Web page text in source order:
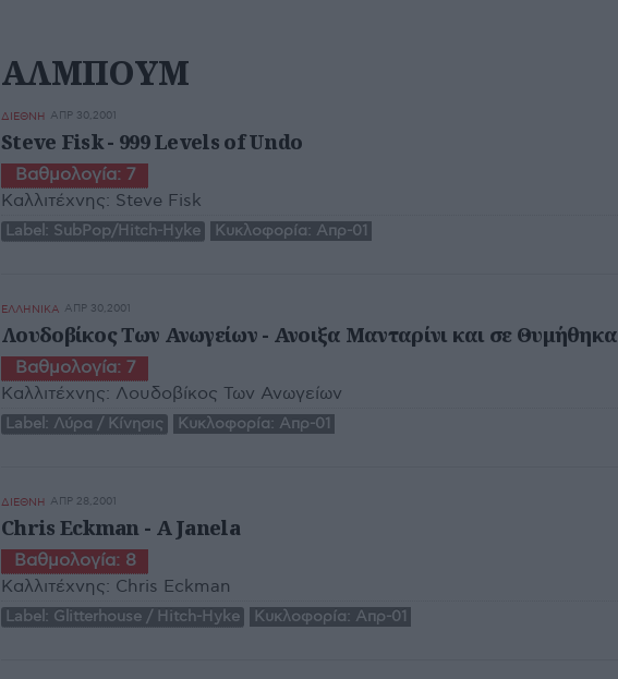
ΑΛΜΠΟΥΜ
ΔΙΕΘΝΗ ΑΠΡ 30,2001
Steve Fisk - 999 Levels of Undo
Βαθμολογία: 7
Καλλιτέχνης: Steve Fisk
Label: SubPop/Hitch-Hyke Κυκλοφορία: Απρ-01
ΕΛΛΗΝΙΚΑ ΑΠΡ 30,2001
Λουδοβίκος Των Ανωγείων - Ανοιξα Μανταρίνι και σε Θυμήθηκα
Βαθμολογία: 7
Καλλιτέχνης: Λουδοβίκος Των Ανωγείων
Label: Λύρα / Κίνησις Κυκλοφορία: Απρ-01
ΔΙΕΘΝΗ ΑΠΡ 28,2001
Chris Eckman - A Janela
Βαθμολογία: 8
Καλλιτέχνης: Chris Eckman
Label: Glitterhouse / Hitch-Hyke Κυκλοφορία: Απρ-01